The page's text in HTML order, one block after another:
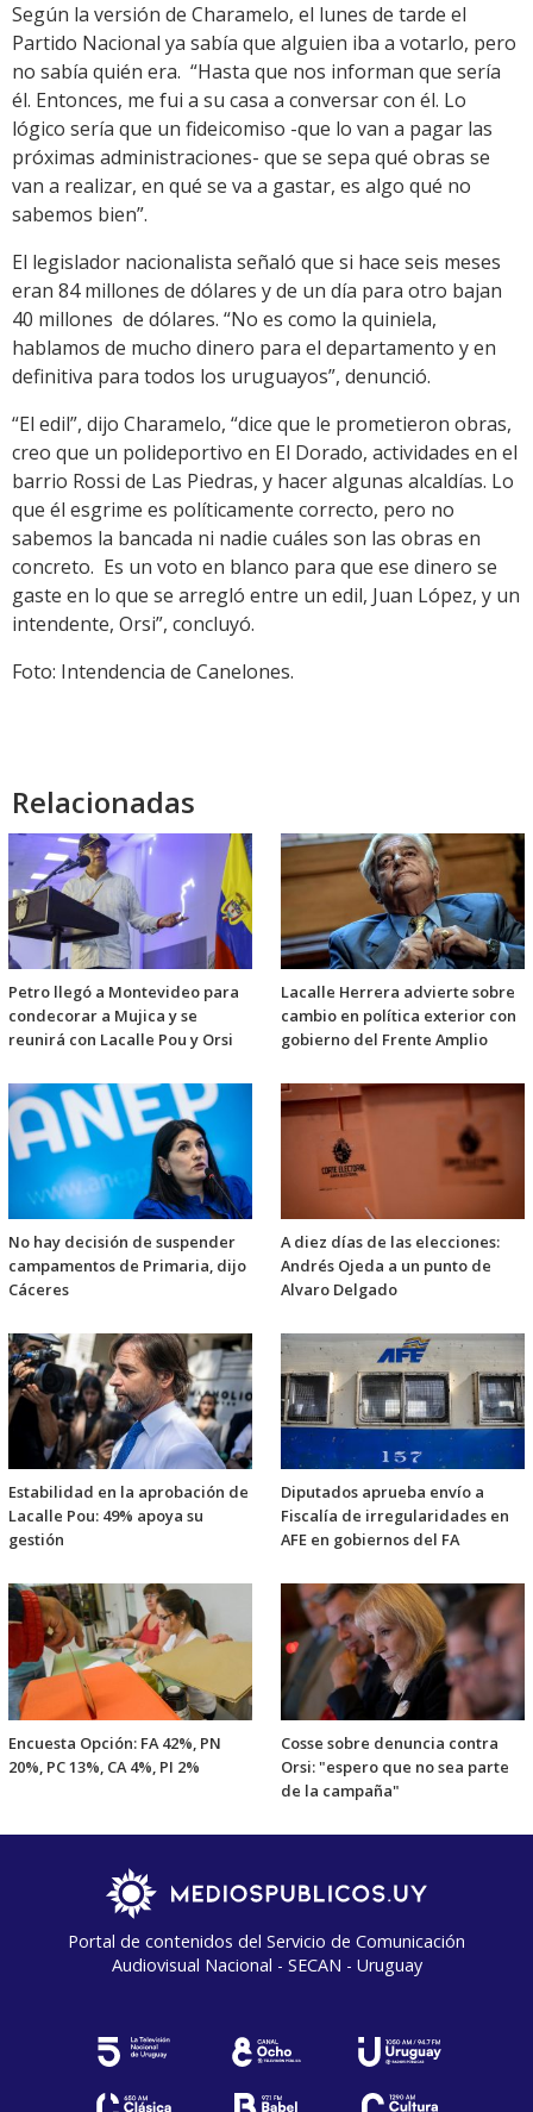
Según la versión de Charamelo, el lunes de tarde el
Partido Nacional ya sabía que alguien iba a votarlo, pero
no sabía quién era. “Hasta que nos informan que sería
él. Entonces, me fui a su casa a conversar con él. Lo
lógico sería que un fideicomiso -que lo van a pagar las
próximas administraciones- que se sepa qué obras se
van a realizar, en qué se va a gastar, es algo qué no
sabemos bien”.
El legislador nacionalista señaló que si hace seis meses
eran 84 millones de dólares y de un día para otro bajan
40 millones de dólares. “No es como la quiniela,
hablamos de mucho dinero para el departamento y en
definitiva para todos los uruguayos”, denunció.
“El edil”, dijo Charamelo, “dice que le prometieron obras,
creo que un polideportivo en El Dorado, actividades en el
barrio Rossi de Las Piedras, y hacer algunas alcaldías. Lo
que él esgrime es políticamente correcto, pero no
sabemos la bancada ni nadie cuáles son las obras en
concreto. Es un voto en blanco para que ese dinero se
gaste en lo que se arregló entre un edil, Juan López, y un
intendente, Orsi”, concluyó.
Foto: Intendencia de Canelones.
Relacionadas
Petro llegó a Montevideo para
condecorar a Mujica y se
reunirá con Lacalle Pou y Orsi
Lacalle Herrera advierte sobre
cambio en política exterior con
gobierno del Frente Amplio
No hay decisión de suspender
campamentos de Primaria, dijo
Cáceres
A diez días de las elecciones:
Andrés Ojeda a un punto de
Alvaro Delgado
Estabilidad en la aprobación de
Lacalle Pou: 49% apoya su
gestión
Diputados aprueba envío a
Fiscalía de irregularidades en
AFE en gobiernos del FA
Encuesta Opción: FA 42%, PN
20%, PC 13%, CA 4%, PI 2%
Cosse sobre denuncia contra
Orsi: "espero que no sea parte
de la campaña"
Portal de contenidos del Servicio de Comunicación
Audiovisual Nacional - SECAN - Uruguay